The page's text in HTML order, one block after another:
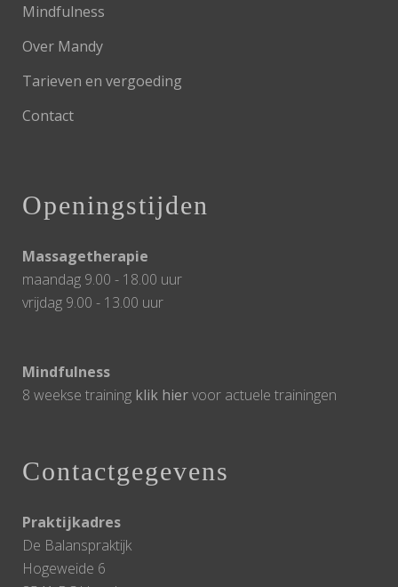
Mindfulness
Over Mandy
Tarieven en vergoeding
Contact
Openingstijden
Massagetherapie
maandag 9.00 - 18.00 uur
vrijdag 9.00 - 13.00 uur
Mindfulness
8 weekse training klik hiervoor actuele trainingen
Contactgegevens
Praktijkadres
De Balanspraktijk
Hogeweide 6